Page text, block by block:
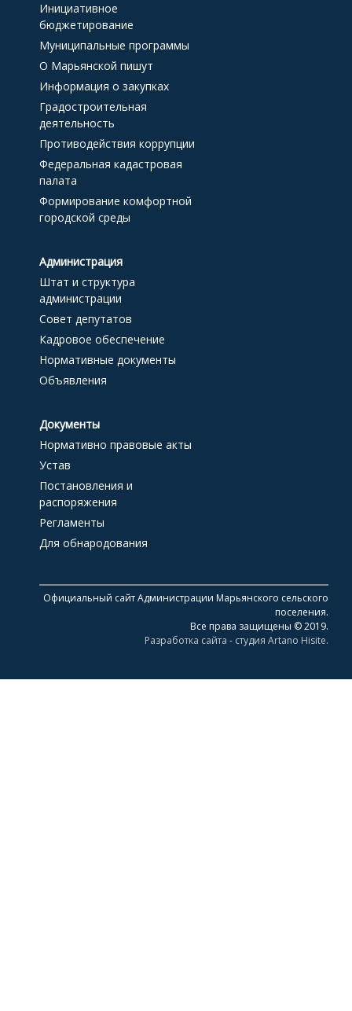
Инициативное
бюджетирование
Муниципальные программы
О Марьянской пишут
Информация о закупках
Градостроительная
деятельность
Противодействия коррупции
Федеральная кадастровая
палата
Формирование комфортной
городской среды
Администрация
Штат и структура
администрации
Совет депутатов
Кадровое обеспечение
Нормативные документы
Объявления
Документы
Нормативно правовые акты
Устав
Постановления и
распоряжения
Регламенты
Для обнародования
Официальный сайт Администрации Марьянского сельского
поселения.
Все права защищены © 2019.
Разработка сайта - студия Artano Hisite.